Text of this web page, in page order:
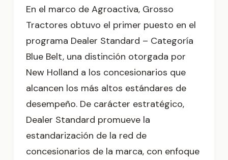
En el marco de Agroactiva, Grosso
Tractores obtuvo el primer puesto en el
programa Dealer Standard – Categoría
Blue Belt, una distinción otorgada por
New Holland a los concesionarios que
alcancen los más altos estándares de
desempeño. De carácter estratégico,
Dealer Standard promueve la
estandarización de la red de
concesionarios de la marca, con enfoque